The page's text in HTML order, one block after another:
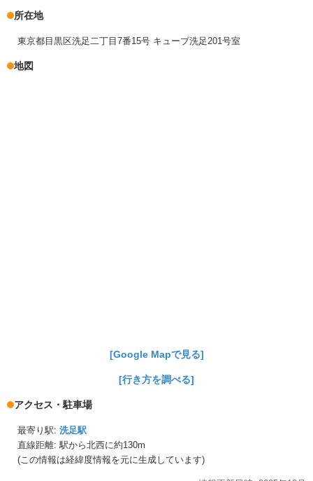
所在地
東京都目黒区洗足二丁目7番15号 キューブ洗足201号室
地図
[Google Mapで見る]
[行き方を調べる]
アクセス・駐車場
最寄り駅: 洗足駅
直線距離: 駅から北西に約130m
(この情報は経緯度情報を元に生成しています)